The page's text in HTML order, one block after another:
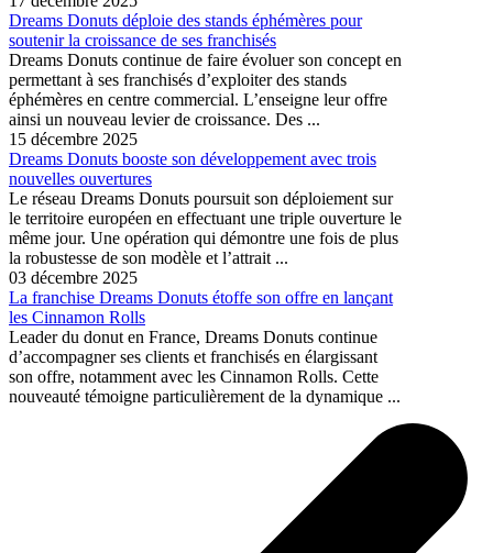
Dreams Donuts déploie des stands éphémères pour
soutenir la croissance de ses franchisés
Dreams Donuts continue de faire évoluer son concept en
permettant à ses franchisés d’exploiter des stands
éphémères en centre commercial. L’enseigne leur offre
ainsi un nouveau levier de croissance. Des ...
15 décembre 2025
Dreams Donuts booste son développement avec trois
nouvelles ouvertures
Le réseau Dreams Donuts poursuit son déploiement sur
le territoire européen en effectuant une triple ouverture le
même jour. Une opération qui démontre une fois de plus
la robustesse de son modèle et l’attrait ...
03 décembre 2025
La franchise Dreams Donuts étoffe son offre en lançant
les Cinnamon Rolls
Leader du donut en France, Dreams Donuts continue
d’accompagner ses clients et franchisés en élargissant
son offre, notamment avec les Cinnamon Rolls. Cette
nouveauté témoigne particulièrement de la dynamique ...